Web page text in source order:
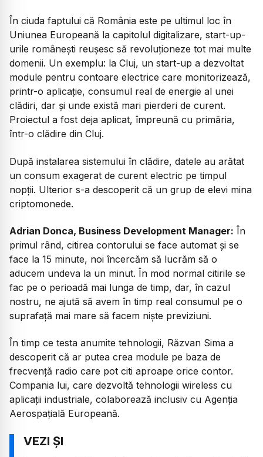
În ciuda faptului că România este pe ultimul loc în
Uniunea Europeană la capitolul digitalizare, start-up-
urile românești reușesc să revoluționeze tot mai multe
domenii. Un exemplu: la Cluj, un start-up a dezvoltat
module pentru contoare electrice care monitorizează,
printr-o aplicație, consumul real de energie al unei
clădiri, dar și unde există mari pierderi de curent.
Proiectul a fost deja aplicat, împreună cu primăria,
într-o clădire din Cluj.
După instalarea sistemului în clădire, datele au arătat
un consum exagerat de curent electric pe timpul
nopții. Ulterior s-a descoperit că un grup de elevi mina
criptomonede.
Adrian Donca, Business Development Manager: În
primul rând, citirea contorului se face automat și se
face la 15 minute, noi încercăm să lucrăm să o
aducem undeva la un minut. În mod normal citirile se
fac pe o perioadă mai lunga de timp, dar, în cazul
nostru, ne ajută să avem în timp real consumul pe o
suprafață mai mare să facem niște previziuni.
În timp ce testa anumite tehnologii, Răzvan Sima a
descoperit că ar putea crea module pe baza de
frecvență radio care pot citi aproape orice contor.
Compania lui, care dezvoltă tehnologii wireless cu
aplicații industriale, colaborează inclusiv cu Agenția
Aerospațială Europeană.